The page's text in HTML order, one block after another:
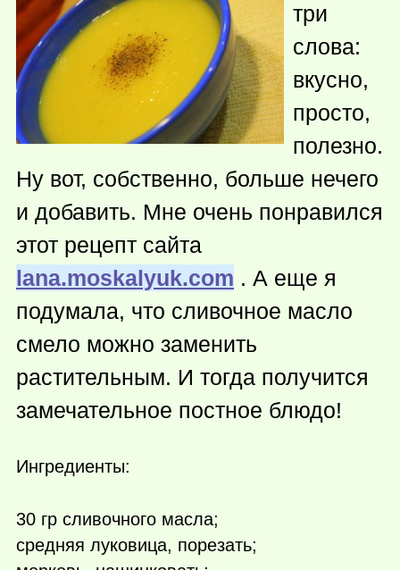
три
слова:
вкусно,
просто,
полезно.
Ну вот, собственно, больше нечего
и добавить. Мне очень понравился
этот рецепт сайта
lana.moskalyuk.com . А еще я
подумала, что сливочное масло
смело можно заменить
растительным. И тогда получится
замечательное постное блюдо!
Ингредиенты:
30 гр сливочного масла;
средняя луковица, порезать;